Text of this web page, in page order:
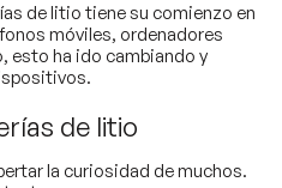
de litio tiene su comienzo en
móviles, ordenadores
esto ha ido cambiando y
de litio
la curiosidad de muchos.